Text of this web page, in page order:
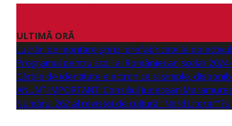
ULTIMĂ ORĂ
Lucrări de montare grinzi prefabricate la obiectivul
Programul pentru școli al României an școlar 2024-
Cărțile de identitate electronice și simple,
ANUNŢ IMPORTANT! Consiliul Județean
Numărul 262 al revistei de cultură "Nord Literar"